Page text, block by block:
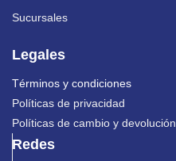
Sucursales
Legales
Términos y condiciones
Políticas de privacidad
Políticas de cambio y devolución
Redes